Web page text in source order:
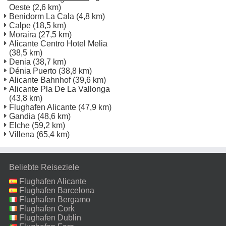
Oeste (2,6 km)
Benidorm La Cala (4,8 km)
Calpe (18,5 km)
Moraira (27,5 km)
Alicante Centro Hotel Melia
(38,5 km)
Denia (38,7 km)
Dénia Puerto (38,8 km)
Alicante Bahnhof(39,6 km)
Alicante Pla De La Vallonga
(43,8 km)
Flughafen Alicante (47,9 km)
Gandia (48,6 km)
Elche (59,2 km)
Villena (65,4 km)
Beliebte Reiseziele
Flughafen Alicante
Flughafen Barcelona
Flughafen Bergamo
Flughafen Cork
Flughafen Dublin